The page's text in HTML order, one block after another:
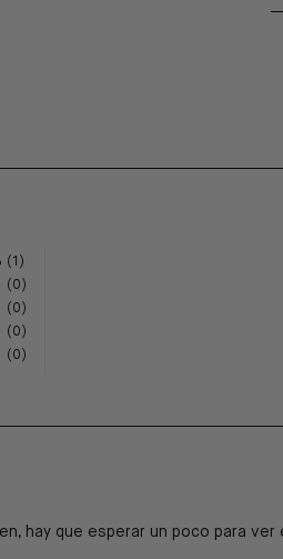
(1)
(0)
(0)
(0)
(0)
hay que esperar un poco para ver